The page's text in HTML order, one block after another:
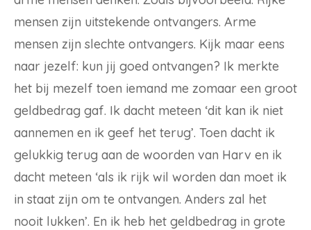
mensen zijn uitstekende ontvangers. Arme
mensen zijn slechte ontvangers. Kijk maar eens
naar jezelf: kun jij goed ontvangen? Ik merkte
het bij mezelf toen iemand me zomaar een groot
geldbedrag gaf. Ik dacht meteen ‘dit kan ik niet
aannemen en ik geef het terug’. Toen dacht ik
gelukkig terug aan de woorden van Harv en ik
dacht meteen ‘als ik rijk wil worden dan moet ik
in staat zijn om te ontvangen. Anders zal het
nooit lukken’. En ik heb het geldbedrag in grote